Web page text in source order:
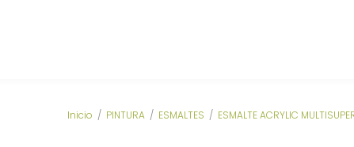
Inicio / PINTURA / ESMALTES / ESMALTE ACRYLIC